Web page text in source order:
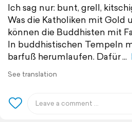
Ich sag nur: bunt, grell,
Was die Katholiken mit Gold
können die Buddhisten mit
In buddhistischen Tempeln
barfuß herumlaufen. Dafür
See translation